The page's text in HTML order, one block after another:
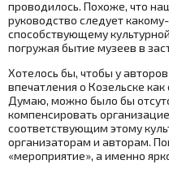
проводилось. Похоже, что
руководство следует
способствующему
погружая бытие музеев в
Хотелось бы, чтобы у
впечатления о Козельске
Думаю, можно было бы
компенсировать
соответствующим этому
организаторам и авторам.
«мероприятие», а именно